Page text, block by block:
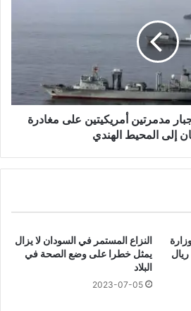
مدمرتين أمريكيتين على مغادرة
إلى المحيط الهندي
النزاع المستمر في السودان لا يزال
يمثل خطرا على وضع الصحة في
البلاد
2023-07-05